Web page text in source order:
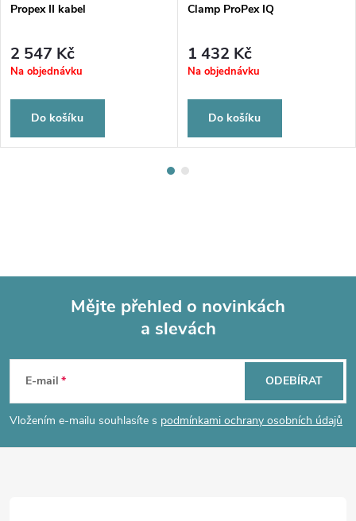
Propex II kabel
2 547 Kč
Na objednávku
Do košíku
Clamp ProPex IQ
1 432 Kč
Na objednávku
Do košíku
p
Mějte přehled o novinkách
a slevách
E-mail
Vložením e-mailu souhlasíte s podmínkami ochrany osobních údajů
ODEBÍRAT